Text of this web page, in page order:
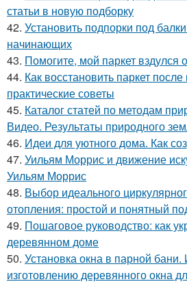
статьи в новую подборку
42. Установить подпорки под
начинающих
43. Помогите, мой паркет вздулся
44. Как восстановить паркет
практические советы
45. Каталог статей по методам
Видео. Результаты природного
46. Идеи для уютного дома. Как
47. Уильям Моррис и движение
Уильям Моррис
48. Выбор идеального
отопления: простой и понятный
49. Пошаговое руководство: как
деревянном доме
50. Установка окна в парной бани.
изготовлению деревянного окна